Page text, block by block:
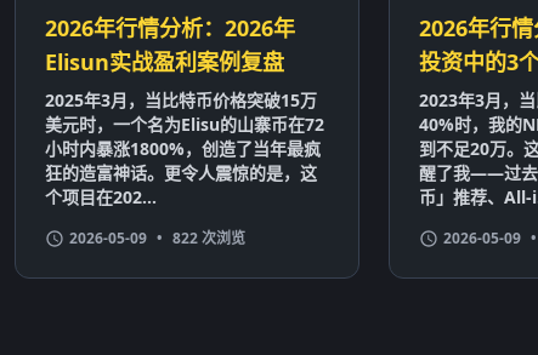
2026年行情分析：2026年
Elisun实战盈利案例复盘
2025年3月，当比特币价格突破15万
美元时，一个名为Elisu的山寨币在72
小时内暴涨1800%，创造了当年最疯
狂的造富神话。更令人震惊的是，这
个项目在202...
2026-05-09 • 822 次浏览
2026年行
投资中的3
2023年3月，
40%时，我的
到不足20万。
醒了我——过去
币」推荐、All-
2026-05-09 •